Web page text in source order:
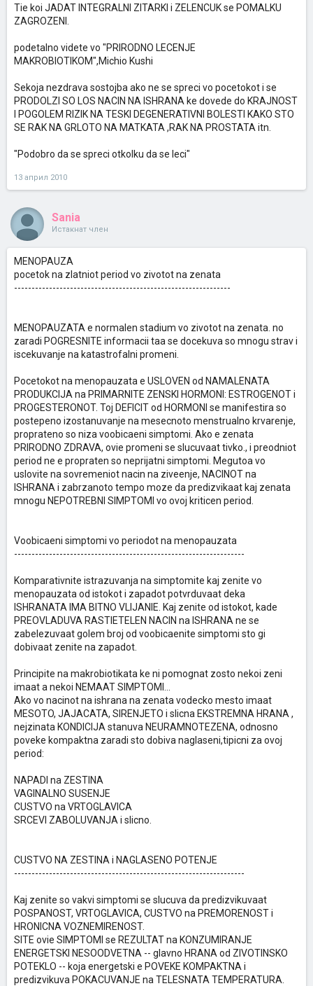
Tie koi JADAT INTEGRALNI ZITARKI i ZELENCUK se POMALKU
ZAGROZENI.
podetalno videte vo "PRIRODNO LECENJE
MAKROBIOTIKOM",Michio Kushi
Sekoja nezdrava sostojba ako ne se spreci vo pocetokot i se
PRODOLZI SO LOS NACIN NA ISHRANA ke dovede do KRAJNOST
I POGOLEM RIZIK NA TESKI DEGENERATIVNI BOLESTI KAKO STO
SE RAK NA GRLOTO NA MATKATA ,RAK NA PROSTATA itn.
"Podobro da se spreci otkolku da se leci"
13 април 2010
Sania
Истакнат член
MENOPAUZA
pocetok na zlatniot period vo zivotot na zenata
--------------------------------------------------------------
MENOPAUZATA e normalen stadium vo zivotot na zenata. no
zaradi POGRESNITE informacii taa se docekuva so mnogu strav i
iscekuvanje na katastrofalni promeni.
Pocetokot na menopauzata e USLOVEN od NAMALENATA
PRODUKCIJA na PRIMARNITE ZENSKI HORMONI: ESTROGENOT i
PROGESTERONOT. Toj DEFICIT od HORMONI se manifestira so
postepeno izostanuvanje na mesecnoto menstrualno krvarenje,
proprateno so niza voobicaeni simptomi. Ako e zenata
PRIRODNO ZDRAVA, ovie promeni se slucuvaat tivko., i preodniot
period ne e propraten so neprijatni simptomi. Megutoa vo
uslovite na sovremeniot nacin na ziveenje, NACINOT na
ISHRANA i zabrzanoto tempo moze da predizvikaat kaj zenata
mnogu NEPOTREBNI SIMPTOMI vo ovoj kriticen period.
Voobicaeni simptomi vo periodot na menopauzata
------------------------------------------------------------------
Komparativnite istrazuvanja na simptomite kaj zenite vo
menopauzata od istokot i zapadot potvrduvaat deka
ISHRANATA IMA BITNO VLIJANIE. Kaj zenite od istokot, kade
PREOVLADUVA RASTIETELEN NACIN na ISHRANA ne se
zabelezuvaat golem broj od voobicaenite simptomi sto gi
dobivaat zenite na zapadot.
Principite na makrobiotikata ke ni pomognat zosto nekoi zeni
imaat a nekoi NEMAAT SIMPTOMI...
Ako vo nacinot na ishrana na zenata vodecko mesto imaat
MESOTO, JAJACATA, SIRENJETO i slicna EKSTREMNA HRANA ,
nejzinata KONDICIJA stanuva NEURAMNOTEZENA, odnosno
poveke kompaktna zaradi sto dobiva naglaseni,tipicni za ovoj
period:
NAPADI na ZESTINA
VAGINALNO SUSENJE
CUSTVO na VRTOGLAVICA
SRCEVI ZABOLUVANJA i slicno.
CUSTVO NA ZESTINA i NAGLASENO POTENJE
------------------------------------------------------------------
Kaj zenite so vakvi simptomi se slucuva da predizvikuvaat
POSPANOST, VRTOGLAVICA, CUSTVO na PREMORENOST i
HRONICNA VOZNEMIRENOST.
SITE ovie SIMPTOMI se REZULTAT na KONZUMIRANJE
ENERGETSKI NESOODVETNA -- glavno HRANA od ZIVOTINSKO
POTEKLO -- koja energetski e POVEKE KOMPAKTNA i
predizvikuva POKACUVANJE na TELESNATA TEMPERATURA.